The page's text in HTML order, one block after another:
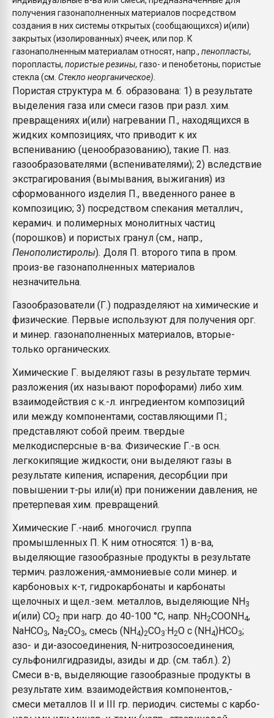
покупка, обмен
получения газонаполненных материалов посредством
создания в них системы открытых (сообщающихся) и(или)
закрытых (изолированных) ячеек, или пор. К
газонаполненным материалам относят, напр., пенопласты,
поропласты, пористые резины, газо- и пенобетоны, пористые
стекла (см. Стекло неорганическое).
Пористая структура м. б. образована: 1) в результате
выделения газа или смеси газов при разл. хим.
превращениях и(или) нагревании П., находящихся в
жидких композициях, что приводит к их
вспениванию (ценообразованию), такие П. наз.
газообразователями (вспенивателями); 2) вследствие
экстрагирования (вымывания, выжигания) из
сформованного изделия П., введенного ранее в
композицию; 3) посредством спекания металлич.,
керамич. и полимерных монолитных частиц
(порошков) и пористых гранул (см., напр.,
Пенополистиролы). Доля П. второго типа в пром.
произ-ве газонаполненных материалов
незначительна.
Газообразователи (Г.) подразделяют на химические и
физические. Первые используют для получения орг.
и минер. газонаполненных материалов, вторые-
только органических.
Химические Г. выделяют газы в результате термич.
разложения (их называют порофорами) либо хим.
взаимодействия с к.-л. ингредиентом композиций
или между компонентами, составляющими П.;
представляют собой преим. твердые
мелкодисперсные в-ва. Физические Г.-в осн.
легкокипящие жидкости; они выделяют газы в
результате кипения, испарения, десорбции при
повышении т-ры или(и) при понижении давления, не
претерпевая хим. превращений.
Химические Г.-наиб. многочисл. группа
промышленных П. К ним относятся: 1) в-ва,
выделяющие газообразные продукты в результате
термич. разложения,-аммониевые соли минер. и
карбоновых к-т, гидрокарбонаты и карбонаты
щелочных и щел.-зем. металлов, выделяющие NH3
и(или) СО2 при нагр. до 40-100 °С, напр. NH2COONH4,
NaHCO3, Na2CO3, смесь (NH4)2CO3·H2O с (NH4)HCO3;
азо- и ди-азосоединения, N-нитрозосоединения,
сульфонилгидразиды, азиды и др. (см. табл.). 2)
Смеси в-в, выделяющие газообразные продукты в
результате хим. взаимодействия компонентов,-
смеси металлов II и III гр. периодич. системы с карбо-